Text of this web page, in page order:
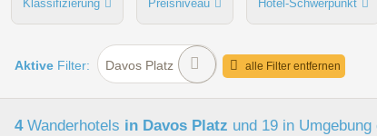
Klassifizierung Preisniveau Hotel-Schwerpunkt
persönliche Tourenberatung Touren
Aktive Filter: Davos Platz alle Filter entfernen
4Wanderhotels in Davos Platz und 19 in Umgebung